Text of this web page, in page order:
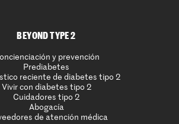
BEYOND TYPE 2
y prevención
Prediabetes
reciente de diabetes tipo 2
Vivir con diabetes tipo 2
Cuidadores tipo 2
Abogacía
de atención médica